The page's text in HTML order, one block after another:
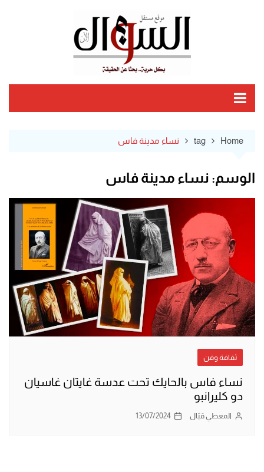
Home
tag نساء مدينة فاس
الوسم: نساء مدينة فاس
ثقافة وفن
نساء فاس بالحايك تحت عدسة غايتان غاسيان
دو كليرانبو
المعطي قبّال 13/07/2024